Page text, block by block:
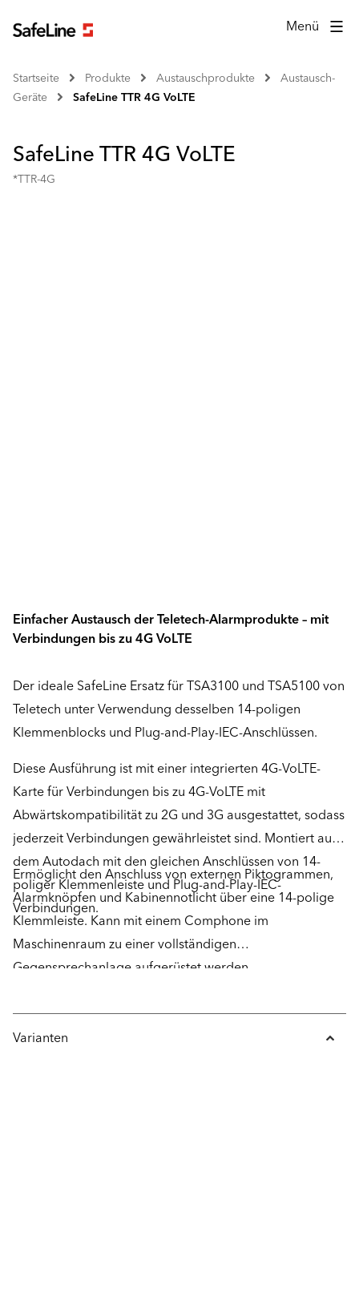
Menü
Startseite Produkte Austauschprodukte
Austausch-
Geräte
SafeLine TTR 4G VoLTE
SafeLine TTR 4G VoLTE
*TTR-4G
Einfacher Austausch der Teletech-Alarmprodukte – mit
Verbindungen bis zu 4G VoLTE
Der ideale SafeLine Ersatz für TSA3100 und TSA5100 von
Teletech unter Verwendung desselben 14-poligen
Klemmenblocks und Plug-and-Play-IEC-Anschlüssen.
Diese Ausführung ist mit einer integrierten 4G-VoLTE-
Karte für Verbindungen bis zu 4G-VoLTE mit
Abwärtskompatibilität zu 2G und 3G ausgestattet, sodass
jederzeit Verbindungen gewährleistet sind. Montiert auf
dem Autodach mit den gleichen Anschlüssen von 14-
poliger Klemmenleiste und Plug-and-Play-IEC-
Verbindungen.
Ermöglicht den Anschluss von externen Piktogrammen,
Alarmknöpfen und Kabinennotlicht über eine 14-polige
Klemmleiste. Kann mit einem Comphone im
Maschinenraum zu einer vollständigen
Gegensprechanlage aufgerüstet werden.
Varianten